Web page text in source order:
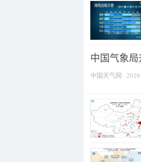
中国气象
中国天气网